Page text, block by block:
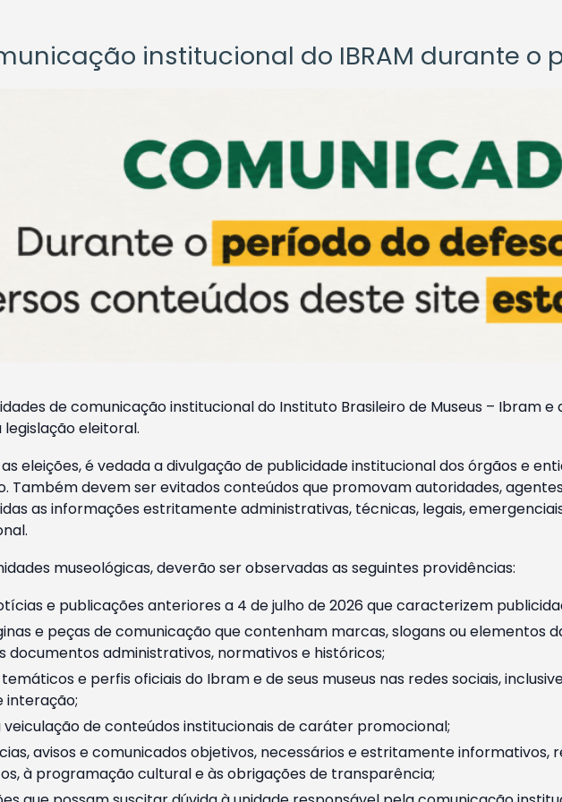
institucional do IBRAM durante o
de comunicação institucional do Instituto Brasileiro de Museus – Ibram
eleitoral.
eleições, é vedada a divulgação de publicidade institucional dos órgãos e
Também devem ser evitados conteúdos que promovam autoridades,
as informações estritamente administrativas, técnicas, legais,
museológicas, deverão ser observadas as seguintes providências:
e publicações anteriores a 4 de julho de 2026 que caracterizem
e peças de comunicação que contenham marcas, slogans ou elementos
documentos administrativos, normativos e históricos;
e perfis oficiais do Ibram e de seus museus nas redes sociais,
interação;
de conteúdos institucionais de caráter promocional;
avisos e comunicados objetivos, necessários e estritamente informativos,
à programação cultural e às obrigações de transparência;